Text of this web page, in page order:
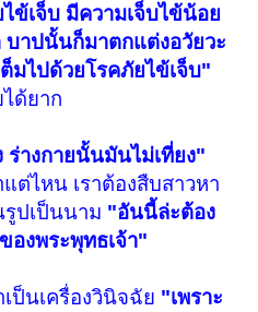
ข้เจ็บ มีความเจ็บไข้น้อย
าปนั้นก็มาตกแต่งอวัยวะ
มไปด้วยโรคภัยไข้เจ็บ"
ด้ยาก
างกายนั้นมันไม่เที่ยง"
ต่ไหน เราต้องสืบสาวหา
รูปเป็นนาม "อันนี้ล่ะต้อง
องพระพุทธเจ้า"
ป็นเครื่องวินิจฉัย "เพราะ